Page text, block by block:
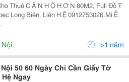
Thuê C Ă N H Ộ H Ơ N 80M2, Full Đồ T
Long Biên. Liên H Ệ 0912753026.Mi Ễ
Nội >1 năm
50 60 Ngày Chỉ Cần Giấy Tờ
Ngay